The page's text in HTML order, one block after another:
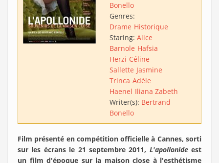
Bonello
Genres:
Drame Historique
Staring: Alice
Barnole Hafsia
Herzi Céline
Sallette Jasmine
Trinca Adèle
Haenel Iliana Zabeth
Writer(s): Bertrand
Bonello
Film présenté en compétition officielle à Cannes, sorti
sur les écrans le 21 septembre 2011, L'apollonideest
un film d'époque sur la maison close à l'esthétisme